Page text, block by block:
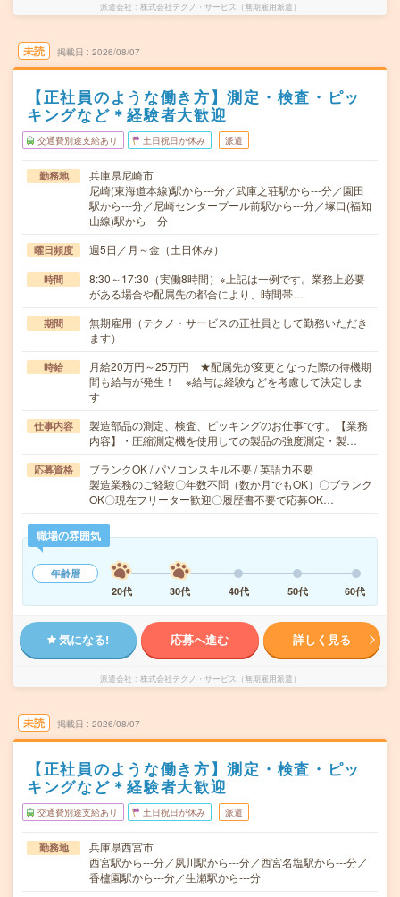
派遣会社 株式会社テクノ・サービス（無期雇用派遣）
未読 掲載日 2026/08/07
【正社員のような働き方】測定・検査・ピッ
キングなど＊経験者大歓迎
交通費別途支給あり 土日祝日が休み 派遣
勤務地
兵庫県尼崎市
尼崎(東海道本線)駅から---分／武庫之荘駅から---分／園田
駅から---分／尼崎センタープール前駅から---分／塚口(福知
山線)駅から---分
曜日頻度 週5日／月～金（土日休み）
時間
8:30～17:30（実働8時間）※上記は一例です。業務上必要
がある場合や配属先の都合により、時間帯…
期間
無期雇用（テクノ・サービスの正社員として勤務いただき
ます）
時給
月給20万円～25万円 ★配属先が変更となった際の待機期
間も給与が発生！ ※給与は経験などを考慮して決定しま
す
仕事内容
製造部品の測定、検査、ピッキングのお仕事です。【業務
内容】・圧縮測定機を使用しての製品の強度測定・製…
応募資格
ブランクOK / パソコンスキル不要 / 英語力不要
製造業務のご経験〇年数不問（数か月でもOK）〇ブランク
OK〇現在フリーター歓迎〇履歴書不要で応募OK…
職場の雰囲気
年齢層
20代
30代 40代 50代 60代
気になる! 応募へ進む 詳しく見る
派遣会社 株式会社テクノ・サービス（無期雇用派遣）
未読 掲載日 2026/08/07
【正社員のような働き方】測定・検査・ピッ
キングなど＊経験者大歓迎
交通費別途支給あり 土日祝日が休み 派遣
勤務地
兵庫県西宮市
西宮駅から---分／夙川駅から---分／西宮名塩駅から---分／
香櫨園駅から---分／生瀬駅から---分